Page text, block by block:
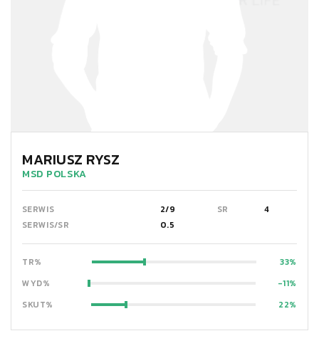
MARIUSZ RYSZ
MSD POLSKA
SERWIS 2/9 SR
4
SERWIS/SR
0.5
TR%
33
WYD%
-11
SKUT%
22